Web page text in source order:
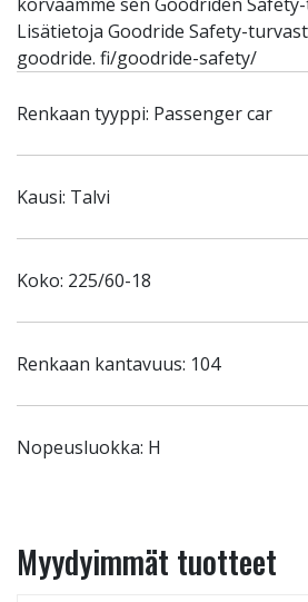
Lisätietoja Goodride Safety-
goodride. fi/goodride-safety/
Renkaan tyyppi: Passenger car
Kausi: Talvi
Koko: 225/60-18
Renkaan kantavuus: 104
Nopeusluokka: H
Myydyimmät tuotteet